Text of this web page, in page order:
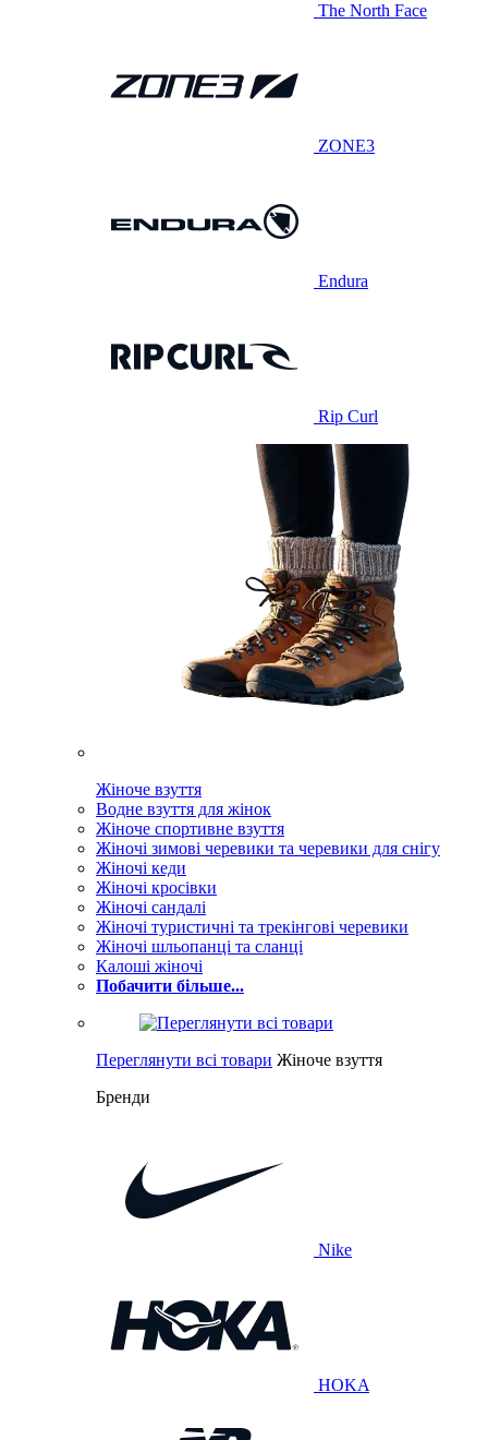
The North Face
ZONE3
Endura
Rip Curl
Жіноче взуття
Водне взуття для жінок
Жіноче спортивне взуття
Жіночі зимові черевики та черевики для снігу
Жіночі кеди
Жіночі кросівки
Жіночі сандалі
Жіночі туристичні та трекінгові черевики
Жіночі шльопанці та сланці
Калоші жіночі
Побачити більше...
Переглянути всі товари Жіноче взуття
Бренди
Nike
HOKA